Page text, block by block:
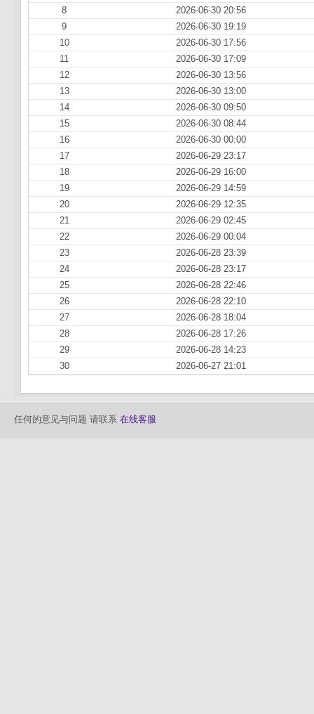
8
2026-06-30 20:56
9
2026-06-30 19:19
10
2026-06-30 17:56
11
2026-06-30 17:09
12
2026-06-30 13:56
13
2026-06-30 13:00
14
2026-06-30 09:50
15
2026-06-30 08:44
16
2026-06-30 00:00
17
2026-06-29 23:17
18
2026-06-29 16:00
19
2026-06-29 14:59
20
2026-06-29 12:35
21
2026-06-29 02:45
22
2026-06-29 00:04
23
2026-06-28 23:39
24
2026-06-28 23:17
25
2026-06-28 22:46
26
2026-06-28 22:10
27
2026-06-28 18:04
28
2026-06-28 17:26
29
2026-06-28 14:23
30
2026-06-27 21:01
任何的意见与问题 请联系 在线客服